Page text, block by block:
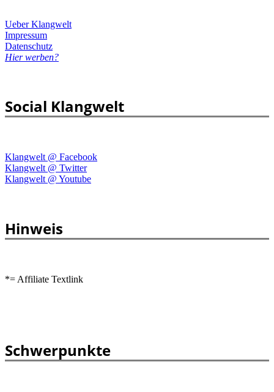
Ueber Klangwelt
Impressum
Datenschutz
Hier werben?
Social Klangwelt
Klangwelt @ Facebook
Klangwelt @ Twitter
Klangwelt @ Youtube
Hinweis
*= Affiliate Textlink
Schwerpunkte